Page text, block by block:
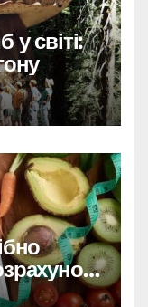
світі: